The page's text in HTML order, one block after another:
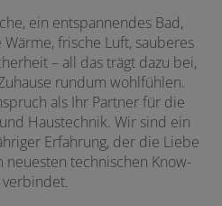
ein entspannendes Bad,
frische Luft, sauberes
– all das trägt dazu bei,
rundum wohlfühlen.
als Ihr Partner für die
Haustechnik. Wir sind ein
Erfahrung, der die Liebe
technischen Know-